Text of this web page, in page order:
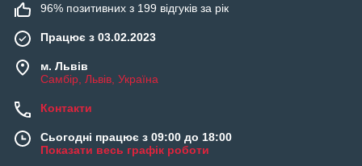
96% позитивних з 199 відгуків за рік
Працює з 03.02.2023
м. Львів
Самбір, Львів, Україна
Контакти
Сьогодні працює з 09:00 до 18:00
Показати весь графік роботи